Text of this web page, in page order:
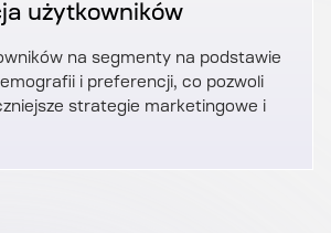
użytkowników
na segmenty na podstawie
i preferencji, co pozwoli
strategie marketingowe i